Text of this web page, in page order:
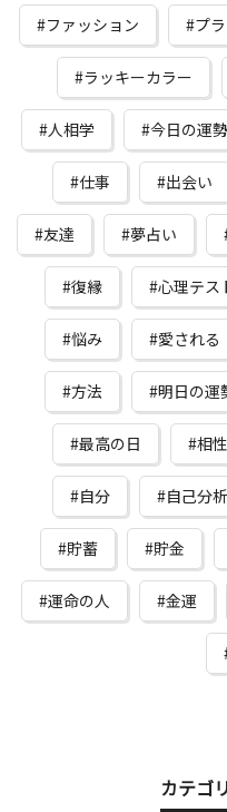
ファッション プ
ラッキーカラー
人相学 今日の運勢
仕事 出会い
友達 夢占い
復縁 心理テス
悩み 愛される
方法 明日の運
最高の日 相性
自分 自己分析
貯蓄 貯金
運命の人 金運
カテゴ